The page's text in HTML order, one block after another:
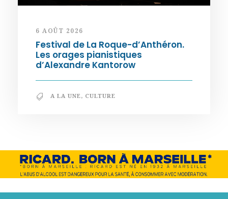
6 AOÛT 2026
Festival de La Roque-d’Anthéron.
Les orages pianistiques
d’Alexandre Kantorow
A LA UNE, CULTURE